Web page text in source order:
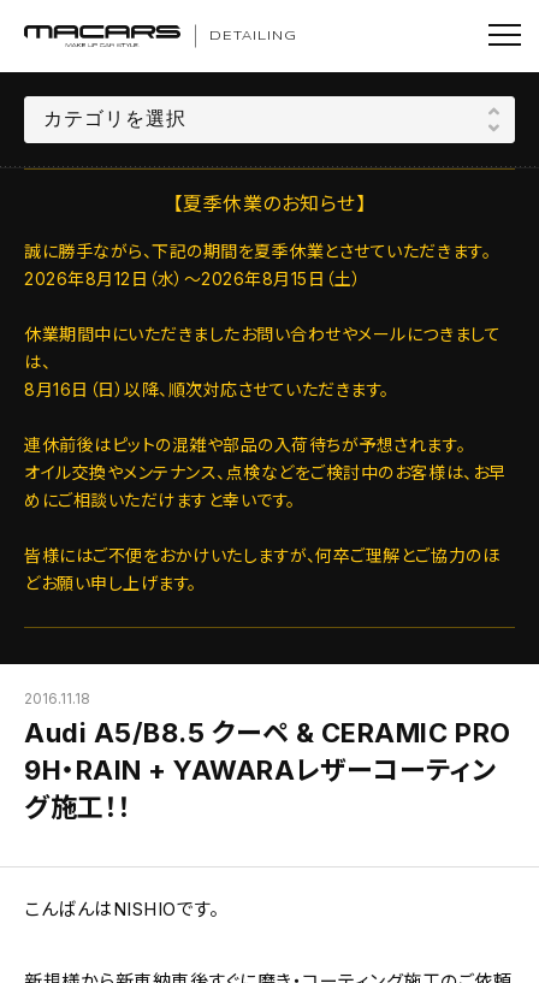
DETAILING
【夏季休業のお知らせ】
誠に勝手ながら、下記の期間を夏季休業とさせていただきます。
2026年8月12日（水）～2026年8月15日（土）
休業期間中にいただきましたお問い合わせやメールにつきまして
は、
8月16日（日）以降、順次対応させていただきます。
連休前後はピットの混雑や部品の入荷待ちが予想されます。
オイル交換やメンテナンス、点検などをご検討中のお客様は、お早
めにご相談いただけますと幸いです。
皆様にはご不便をおかけいたしますが、何卒ご理解とご協力のほ
どお願い申し上げます。
2016.11.18
Audi A5/B8.5 クーペ & CERAMIC PRO
9H・RAIN + YAWARAレザーコーティン
グ施工！！
こんばんはNISHIOです。